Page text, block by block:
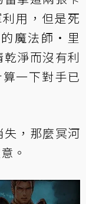
用，但是死
魔法師‧里
乾淨而沒有利
一下對手已
，那麼冥河
。